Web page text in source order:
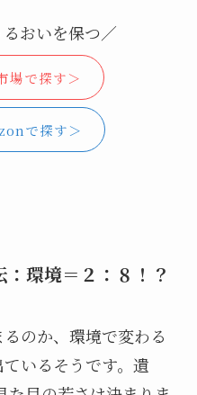
おいを保つ／
場で探す＞
で探す＞
環境＝２：８！？
のか、環境で変わる
いるそうです。遺